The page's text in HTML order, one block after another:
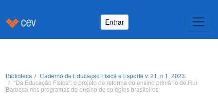
Entrar
Biblioteca
Caderno de Educação Física e Esporte v. 21, n 1, 2023.
“Da Educação Física”: o projeto de reforma do ensino primário de Rui
Barbosa nos programas de ensino de colégios brasileiros